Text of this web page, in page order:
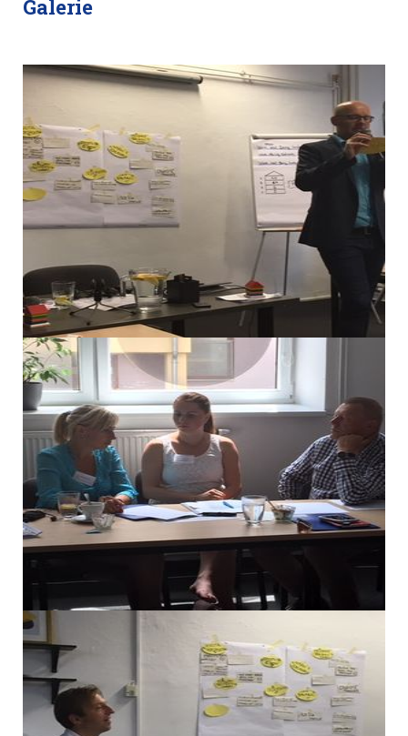
Galerie